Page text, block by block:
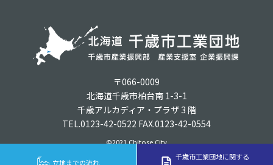
〒066-0009
北海道千歳市柏台南 1-3-1
千歳アルカディア・プラザ 3 階
TEL.0123-42-0522 FAX.0123-42-0554
©2021 Chitose City
立地までの流れ
千歳市工業団地に関する